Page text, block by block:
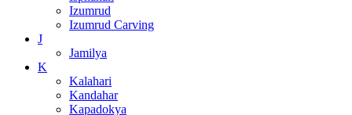
Izumrud
Izumrud Carving
J
Jamilya
K
Kalahari
Kandahar
Kapadokya